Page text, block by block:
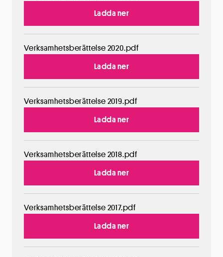
Ladda ner
Verksamhetsberättelse 2020.pdf
Ladda ner
Verksamhetsberättelse 2019.pdf
Ladda ner
Verksamhetsberättelse 2018.pdf
Ladda ner
Verksamhetsberättelse 2017.pdf
Ladda ner